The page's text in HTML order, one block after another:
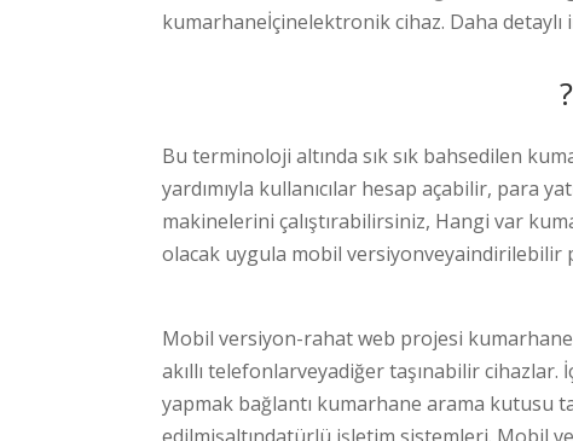
kumarhaneİçinelektronik cihaz. Daha detaylı
Bu terminoloji altında sık sık bahsedilen
yardımıyla kullanıcılar hesap açabilir, para
makinelerini çalıştırabilirsiniz, Hangi var
olacak uygula mobil versiyonveyaindirilebilir
Mobil versiyon-rahat web projesi
akıllı telefonlarveyadiğer taşınabilir
yapmak bağlantı kumarhane arama kutusu